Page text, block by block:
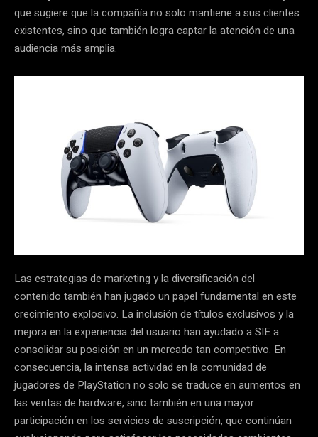
que sugiere que la compañía no solo mantiene a sus clientes
existentes, sino que también logra captar la atención de una
audiencia más amplia.
Las estrategias de marketing y la diversificación del
contenido también han jugado un papel fundamental en este
crecimiento explosivo. La inclusión de títulos exclusivos y la
mejora en la experiencia del usuario han ayudado a SIE a
consolidar su posición en un mercado tan competitivo. En
consecuencia, la intensa actividad en la comunidad de
jugadores de PlayStation no solo se traduce en aumentos en
las ventas de hardware, sino también en una mayor
participación en los servicios de suscripción, que continúan